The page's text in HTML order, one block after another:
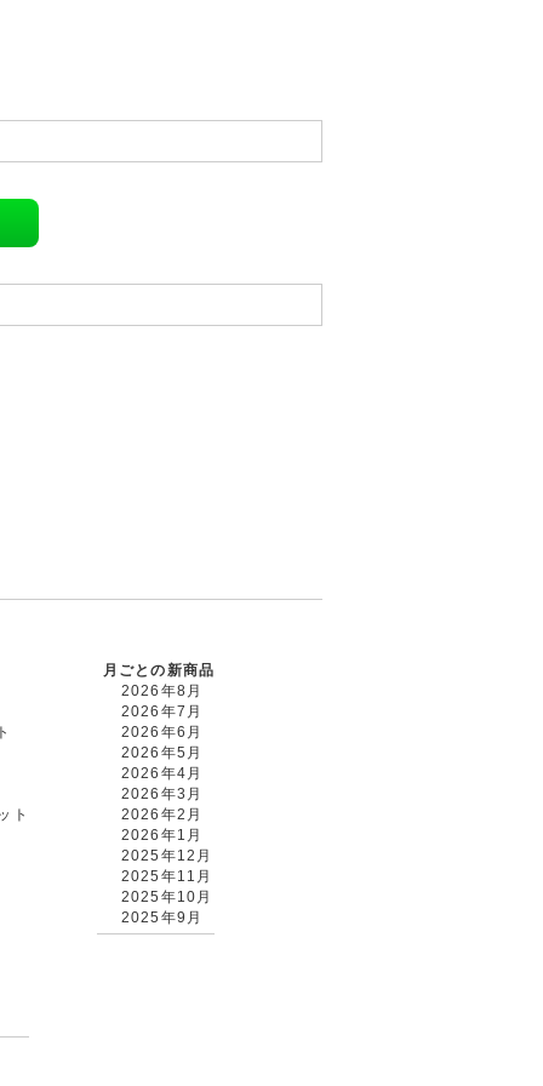
ト
月ごとの新商品
2026年8月
2026年7月
2026年6月
2026年5月
2026年4月
2026年3月
2026年2月
2026年1月
2025年12月
2025年11月
2025年10月
2025年9月